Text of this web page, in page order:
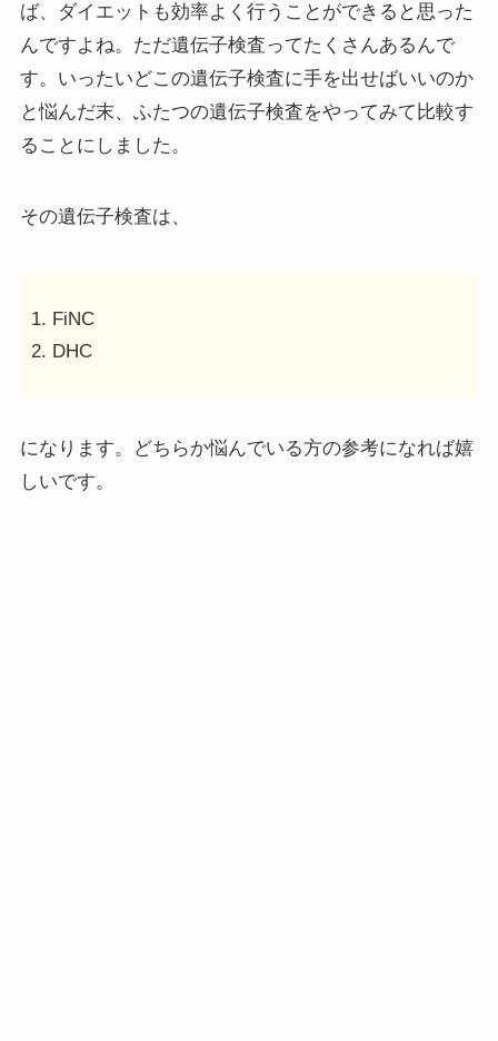
ば、ダイエットも効率よく行うことができると思った
んですよね。ただ遺伝子検査ってたくさんあるんで
す。いったいどこの遺伝子検査に手を出せばいいのか
と悩んだ末、ふたつの遺伝子検査をやってみて比較す
ることにしました。
その遺伝子検査は、
FiNC
DHC
になります。どちらか悩んでいる方の参考になれば嬉
しいです。